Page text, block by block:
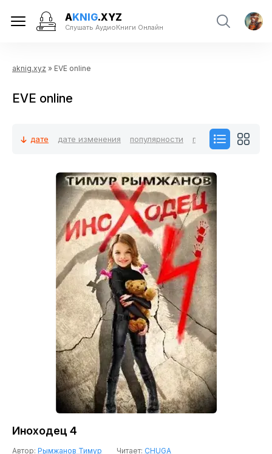
AKNIG.XYZ
Слушать АудиоКниги Онлайн
aknig.xyz » EVE online
EVE online
дате дате изменения популярности посещаемости
Иноходец 4
Автор: Рымжанов Тимур Читает: CHUGA